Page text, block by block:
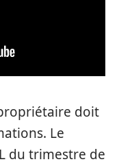
doit
Le
du trimestre de